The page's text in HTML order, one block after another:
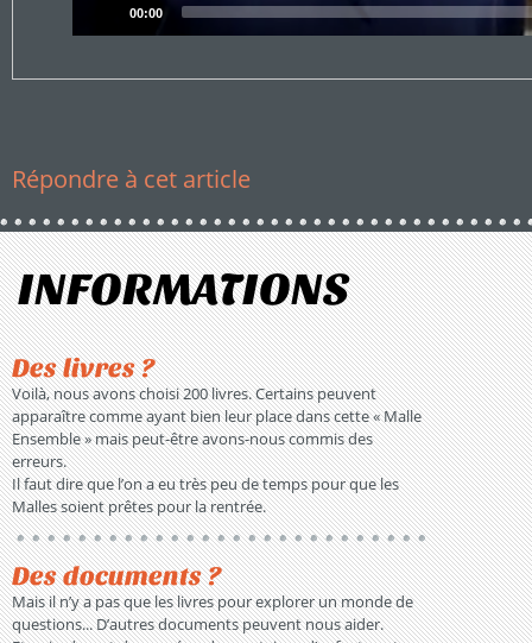
Current
00:00
Répondre à cet article
INFORMATIONS
Des livres ?
Voilà, nous avons choisi 200 livres. Certains peuvent
apparaître comme ayant bien leur place dans cette « Malle
Ensemble » mais peut-être avons-nous commis des
erreurs.
Il faut dire que l’on a eu très peu de temps pour que les
Malles soient prêtes pour la rentrée.
Des documents ?
Mais il n’y a pas que les livres pour explorer un monde de
questions... D’autres documents peuvent nous aider.